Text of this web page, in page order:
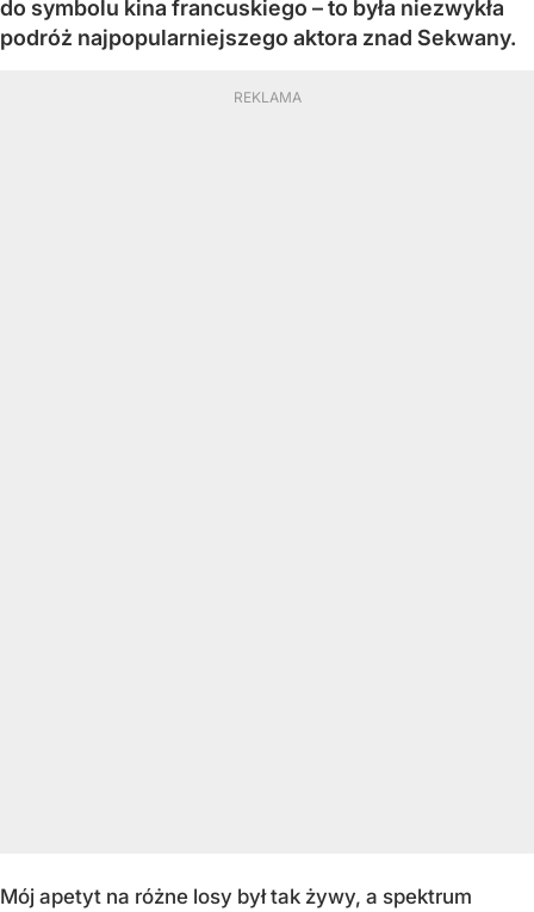
do symbolu kina francuskiego – to była niezwykła
podróż najpopularniejszego aktora znad Sekwany.
Mój apetyt na różne losy był tak żywy, a spektrum